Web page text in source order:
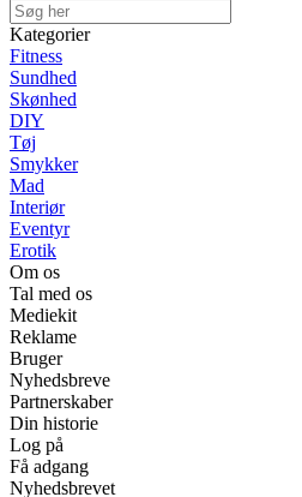
Kategorier
Fitness
Sundhed
Skønhed
DIY
Tøj
Smykker
Mad
Interiør
Eventyr
Erotik
Om os
Tal med os
Mediekit
Reklame
Bruger
Nyhedsbreve
Partnerskaber
Din historie
Log på
Få adgang
Nyhedsbrevet